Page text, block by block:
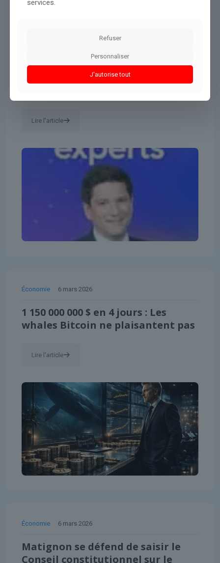
Économie
des impôts? En 2024, la dépense
publique a représenté 1.672
milliards d’euros (57% du PIB) et
les retraites ont pesé à elles
Lire l'article
Économie 6 mars 2026
1 150 000 000 $ en 4 jours : Les
whales Bitcoin ne plaisantent pas
Lire l'article
Économie 6 mars 2026
Matignon se défend de saisir le
Conseil constitutionnel sur le
services.
Refuser
Personnaliser
J'autorise tout